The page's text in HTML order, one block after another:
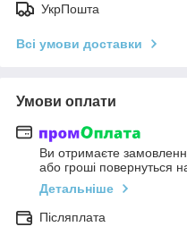
УкрПошта
Всі умови доставки
Умови оплати
Ви отримаєте
або гроші повернуться
Детальніше
Післяплата